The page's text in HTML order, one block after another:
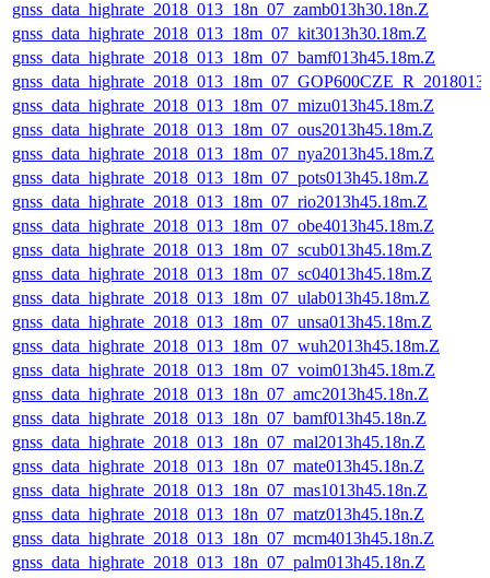
gnss_data_highrate_2018_013_18n_07_zamb013h30.18n.Z
gnss_data_highrate_2018_013_18m_07_kit3013h30.18m.Z
gnss_data_highrate_2018_013_18m_07_bamf013h45.18m.Z
gnss_data_highrate_2018_013_18m_07_mizu013h45.18m.Z
gnss_data_highrate_2018_013_18m_07_ous2013h45.18m.Z
gnss_data_highrate_2018_013_18m_07_nya2013h45.18m.Z
gnss_data_highrate_2018_013_18m_07_pots013h45.18m.Z
gnss_data_highrate_2018_013_18m_07_rio2013h45.18m.Z
gnss_data_highrate_2018_013_18m_07_obe4013h45.18m.Z
gnss_data_highrate_2018_013_18m_07_scub013h45.18m.Z
gnss_data_highrate_2018_013_18m_07_sc04013h45.18m.Z
gnss_data_highrate_2018_013_18m_07_ulab013h45.18m.Z
gnss_data_highrate_2018_013_18m_07_unsa013h45.18m.Z
gnss_data_highrate_2018_013_18m_07_wuh2013h45.18m.Z
gnss_data_highrate_2018_013_18m_07_voim013h45.18m.Z
gnss_data_highrate_2018_013_18n_07_amc2013h45.18n.Z
gnss_data_highrate_2018_013_18n_07_bamf013h45.18n.Z
gnss_data_highrate_2018_013_18n_07_mal2013h45.18n.Z
gnss_data_highrate_2018_013_18n_07_mate013h45.18n.Z
gnss_data_highrate_2018_013_18n_07_mas1013h45.18n.Z
gnss_data_highrate_2018_013_18n_07_matz013h45.18n.Z
gnss_data_highrate_2018_013_18n_07_mcm4013h45.18n.Z
gnss_data_highrate_2018_013_18n_07_palm013h45.18n.Z